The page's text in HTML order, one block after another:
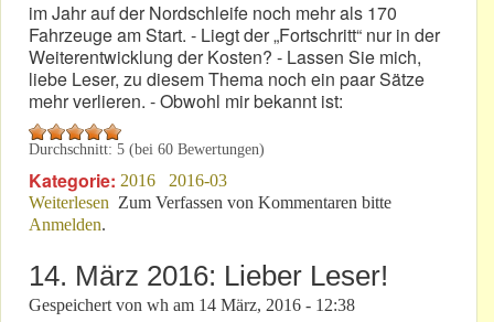
im Jahr auf der Nordschleife noch mehr als 170
Fahrzeuge am Start. - Liegt der „Fortschritt“ nur in der
Weiterentwicklung der Kosten? - Lassen Sie mich,
liebe Leser, zu diesem Thema noch ein paar Sätze
mehr verlieren. - Obwohl mir bekannt ist:
Durchschnitt: 5 (bei 60 Bewertungen)
Kategorie: 2016
2016-03
Weiterlesen über Nürburgring: „Spökenkieker“ unerwünscht?
Zum Verfassen von Kommentaren bitte
Anmelden.
14. März 2016: Lieber Leser!
Gespeichert von wh am 14 März, 2016 - 12:38